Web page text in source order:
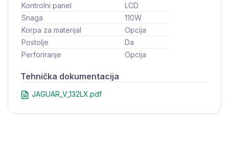
Kontrolni panel
LCD
Snaga
110W
Korpa za materijal
Opcija
Postolje
Da
Perforiranje
Opcija
Tehnička dokumentacija
JAGUAR_V_132LX.pdf